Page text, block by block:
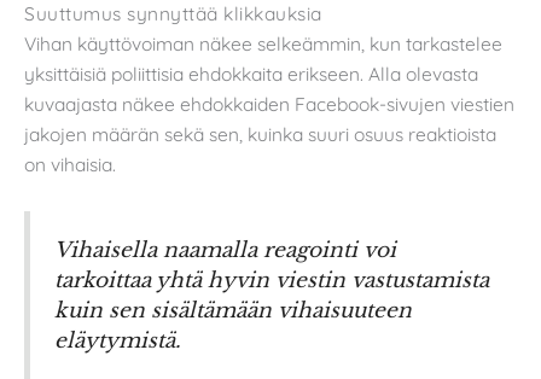
Suuttumus synnyttää klikkauksia
Vihan käyttövoiman näkee selkeämmin, kun tarkastelee
yksittäisiä poliittisia ehdokkaita erikseen. Alla olevasta
kuvaajasta näkee ehdokkaiden Facebook-sivujen viestien
jakojen määrän sekä sen, kuinka suuri osuus reaktioista
on vihaisia.
Vihaisella naamalla reagointi voi
tarkoittaa yhtä hyvin viestin vastustamista
kuin sen sisältämään vihaisuuteen
eläytymistä.